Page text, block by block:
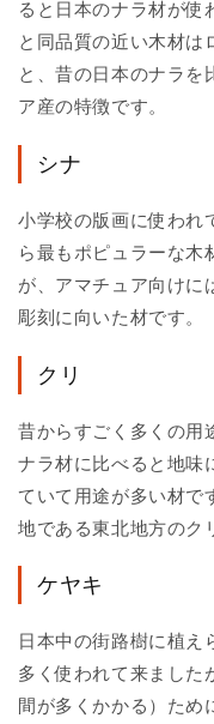
ると日本のナラ材が
と同品質の近い木材は
と、昔の日本のナラを
ア産の特徴です。
シナ
小学校の版画に使われ
ら最もポピュラーな木
が、アマチュア向けに
彫刻に向いた材です。
クリ
昔からすごく多くの用
ナラ材に比べると地味
ていて用途が多い材で
地である東北地方のク
ケヤキ
日本中の街路樹に植え
多く使われて来ました
間が多くかかる）ため